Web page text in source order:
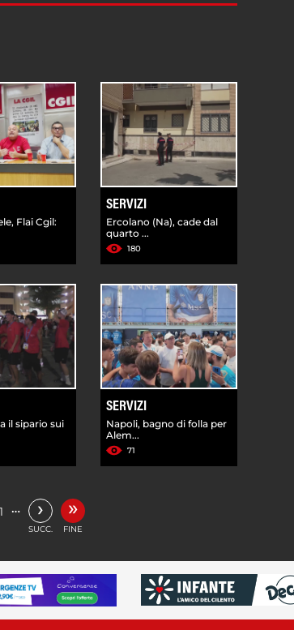
Flai Cgil:
SERVIZI
Ercolano (Na), cade dal
quarto ...
180
il sipario sui
SERVIZI
Napoli, bagno di folla per
Alem...
71
… ›
SUCC.
»
FINE